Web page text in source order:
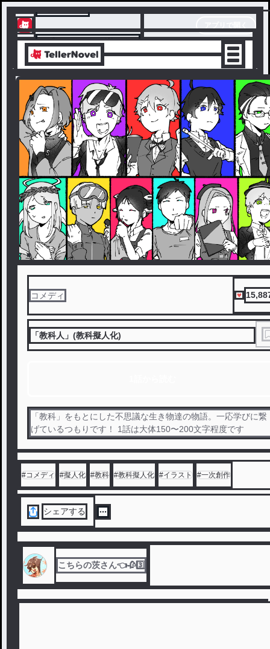
テラーノベル
アプリでサクサク楽しめる
コメディ
「教科人」(教科擬人化)
「教科」をもとにした不思議な生き物達の物語。一応学びに繋
げているつもりです！ 1話は大体150〜200文字程度です
#コメディ #擬人化 #教科 #教科擬人化 #イラスト #一次創作
シェアする
こちらの茨さん👈🥀3️⃣